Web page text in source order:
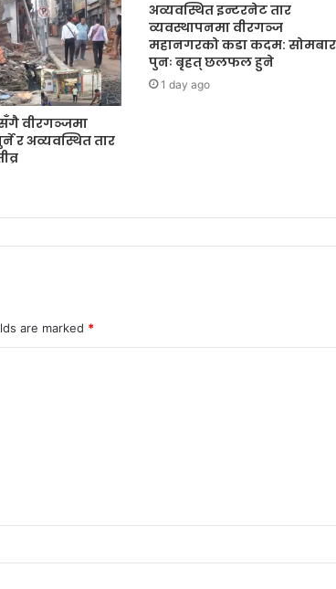
वीरगञ्जमा
र अव्यवस्थित तार
अव्यवस्थित इन्टरनेट तार
व्यवस्थापनमा वीरगञ्ज
महानगरको कडा कदम: सोमबार
पुनः बृहत् छलफल हुने
1 day ago
are marked *